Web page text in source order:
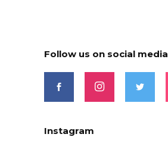
Follow us on social media
Instagram